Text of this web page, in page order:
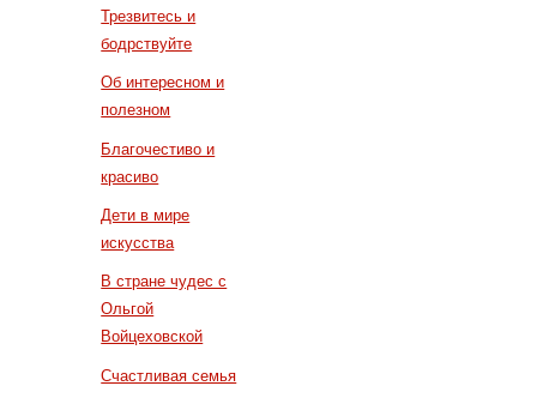
Трезвитесь и
бодрствуйте
Об интересном и
полезном
Благочестиво и
красиво
Дети в мире
искусства
В стране чудес с
Ольгой
Войцеховской
Счастливая семья